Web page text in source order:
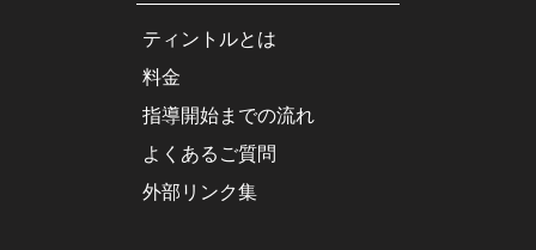
ティントルとは
料金
指導開始までの流れ
よくあるご質問
外部リンク集